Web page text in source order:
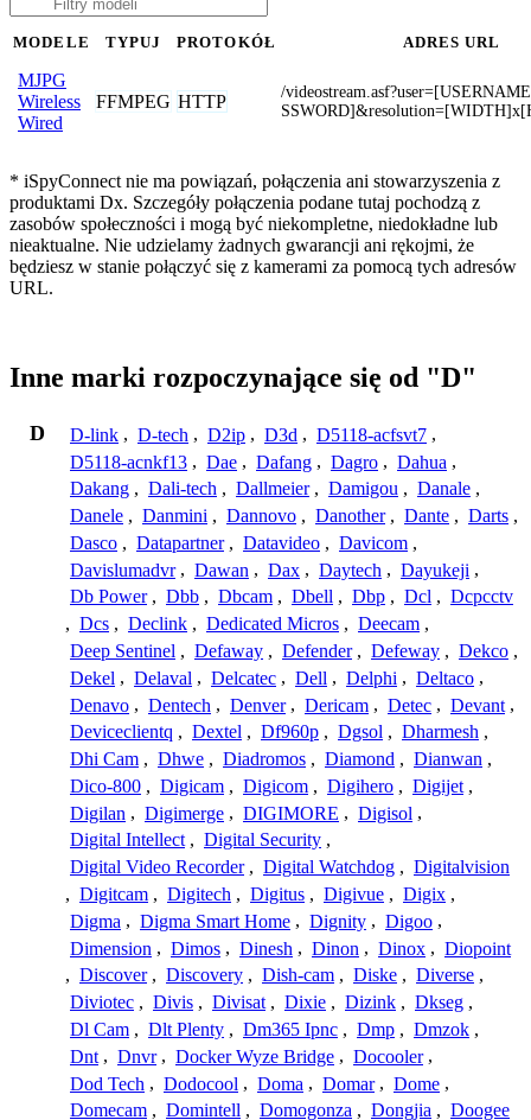
MODELE TYPUJ PROTOKÓŁ ADRES URL
MJPG
Wireless
Wired
FFMPEG HTTP
/
* iSpyConnect nie ma powiązań, połączenia ani stowarzyszenia z
produktami Dx. Szczegóły połączenia podane tutaj pochodzą z
zasobów społeczności i mogą być niekompletne, niedokładne lub
nieaktualne. Nie udzielamy żadnych gwarancji ani rękojmi, że
będziesz w stanie połączyć się z kamerami za pomocą tych adresów
URL.
Inne marki rozpoczynające się od "D"
D D-link , D-tech , D2ip , D3d , D5118-acfsvt7 ,
D5118-acnkf13 , Dae , Dafang , Dagro , Dahua ,
Dakang , Dali-tech , Dallmeier , Damigou , Danale ,
Danele , Danmini , Dannovo , Danother , Dante , Darts ,
Dasco , Datapartner , Datavideo , Davicom ,
Davislumadvr , Dawan , Dax , Daytech , Dayukeji ,
Db Power , Dbb , Dbcam , Dbell , Dbp , Dcl , Dcpcctv
, Dcs , Declink , Dedicated Micros , Deecam ,
Deep Sentinel , Defaway , Defender , Defeway , Dekco ,
Dekel , Delaval , Delcatec , Dell , Delphi , Deltaco ,
Denavo , Dentech , Denver , Dericam , Detec , Devant ,
Deviceclientq , Dextel , Df960p , Dgsol , Dharmesh ,
Dhi Cam , Dhwe , Diadromos , Diamond , Dianwan ,
Dico-800 , Digicam , Digicom , Digihero , Digijet ,
Digilan , Digimerge , DIGIMORE , Digisol ,
Digital Intellect , Digital Security ,
Digital Video Recorder , Digital Watchdog , Digitalvision
, Digitcam , Digitech , Digitus , Digivue , Digix ,
Digma , Digma Smart Home , Dignity , Digoo ,
Dimension , Dimos , Dinesh , Dinon , Dinox , Diopoint
, Discover , Discovery , Dish-cam , Diske , Diverse ,
Diviotec , Divis , Divisat , Dixie , Dizink , Dkseg ,
Dl Cam , Dlt Plenty , Dm365 Ipnc , Dmp , Dmzok ,
Dnt , Dnvr , Docker Wyze Bridge , Docooler ,
Dod Tech , Dodocool , Doma , Domar , Dome ,
Domecam , Domintell , Domogonza , Dongjia , Doogee